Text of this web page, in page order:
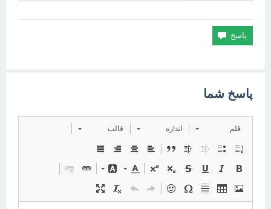
پاسخ شما
قلم اندازه قالب